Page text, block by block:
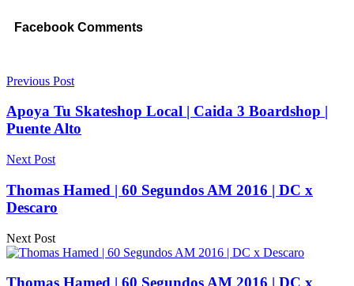
Facebook Comments
Previous Post
Apoya Tu Skateshop Local | Caida 3 Boardshop |
Puente Alto
Next Post
Thomas Hamed | 60 Segundos AM 2016 | DC x
Descaro
Next Post